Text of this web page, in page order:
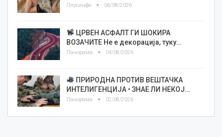
Плусинфо 06/08/2026
ЦРВЕН АСФАЛТ ГИ ШОКИРА
ВОЗАЧИТЕ Не е декорација, туку…
Панорама 04/08/2026
ПРИРОДНА ПРОТИВ ВЕШТАЧКА
ИНТЕЛИГЕНЦИЈА • ЗНАЕ ЛИ НЕКОЈ…
Панорама 02/08/2026